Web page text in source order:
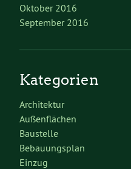
Oktober 2016
September 2016
Kategorien
Architektur
Außenflächen
Baustelle
Bebauungsplan
Einzug